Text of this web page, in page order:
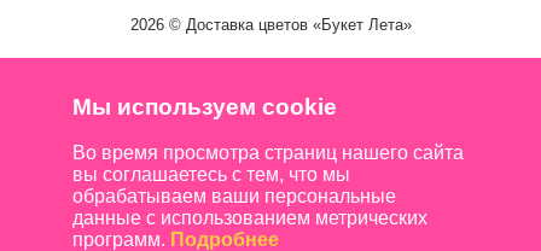
2026 © Доставка цветов«Букет Лета»
Мы используем cookie
Во время просмотра страниц нашего сайта
вы соглашаетесь с тем, что мы
обрабатываем ваши персональные
данные с использованием метрических
программ. Подробнее